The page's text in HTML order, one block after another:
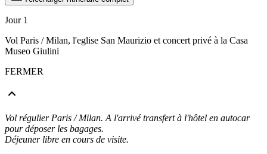
Jour 1
Vol Paris / Milan, l'eglise San Maurizio et concert privé à la Casa
Museo Giulini
FERMER
Vol régulier Paris / Milan. A l'arrivé transfert à l'hôtel en autocar
pour déposer les bagages.
Déjeuner libre en cours de visite.